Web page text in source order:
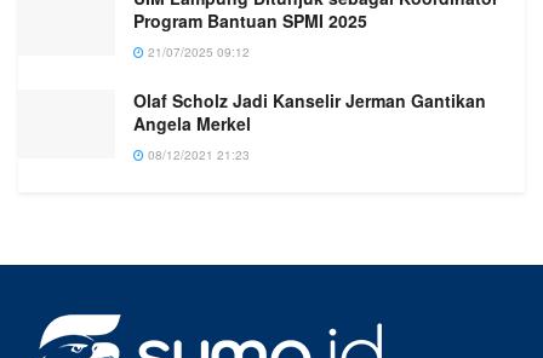
Program Bantuan SPMI 2025
21/07/2025 09:12
Olaf Scholz Jadi Kanselir Jerman Gantikan
Angela Merkel
08/12/2021 21:23